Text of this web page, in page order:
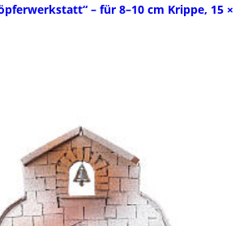
– für 8–10 cm Krippe, 15